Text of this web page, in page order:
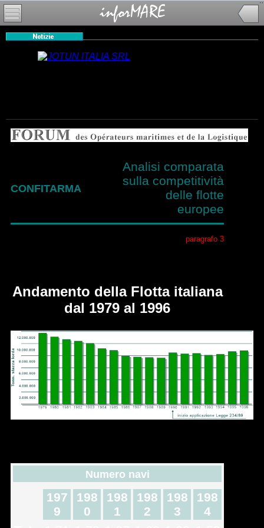
CONFITARMA
Analisi comparata
sulla competitività
delle flotte
europee
paragrafo 3
Andamento della Flotta italiana
dal 1979 al 1996
Numero navi
197
9
198
0
198
1
198
2
198
3
198
4